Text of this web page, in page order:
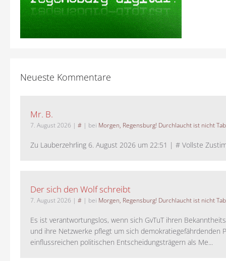
Neueste Kommentare
Mr. B.
7. August 2026 | # | bei Morgen, Regensburg! Durchlaucht ist nicht
Zu Lauberzehrling 6. August 2026 um 22:51 | # Vollste
Der sich den Wolf schreibt
7. August 2026 | # | bei Morgen, Regensburg! Durchlaucht ist nicht
Es ist verantwortungslos, wenn sich GvTuT ihren
und ihre Netzwerke pflegt um sich demokratiegefährdenden
einflussreichen politischen Entscheidungsträgern als Me...